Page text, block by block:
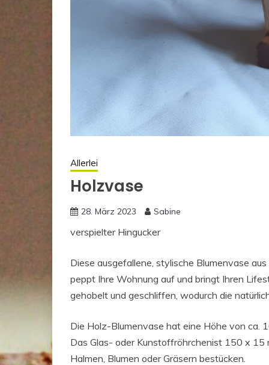
Allerlei
Holzvase
28. März 2023 Sabine
verspielter Hingucker
Diese ausgefallene, stylische Blumenvase
peppt Ihre Wohnung auf und bringt Ihren
gehobelt und geschliffen, wodurch die
Die Holz-Blumenvase hat eine Höhe von ca.
Das Glas- oder Kunstoffröhrchenist 150 x 15
Halmen, Blumen oder Gräsern bestücken.